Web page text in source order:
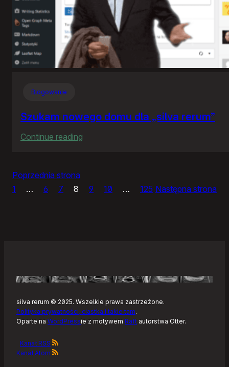
Blogowanie
Szukam nowego domu dla „silva rerum”
Continue reading
dla
Poprzednia strona
1
… 6 7 8 9 10 … 125 Następna strona
silva rerum © 2025. Wszelkie prawa zastrzeżone.
Polityka prywatności, ciastka i takie tam.
Oparte na WordPressie z motywem Raft autorstwa Otter.
Kanał RSS
Kanał Atom